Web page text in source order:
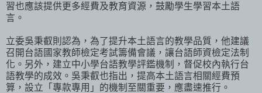
習也應該提供更多經費及教育資源，鼓勵學生學習本土語
言。
立委吳秉叡則認為，為了提升本土語言的教學品質，他建議
召開台語國家教師檢定考試籌備會議，讓台語師資檢定法制
化。另外，建立中小學台語教學評鑑機制，督促校內執行台
語教學的成效。吳秉叡也指出，提高本土語言相關經費預
算，設立「專款專用」的機制至關重要，應盡速推行。